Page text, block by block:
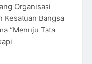
Organisasi
Kesatuan Bangsa
“Menuju Tata